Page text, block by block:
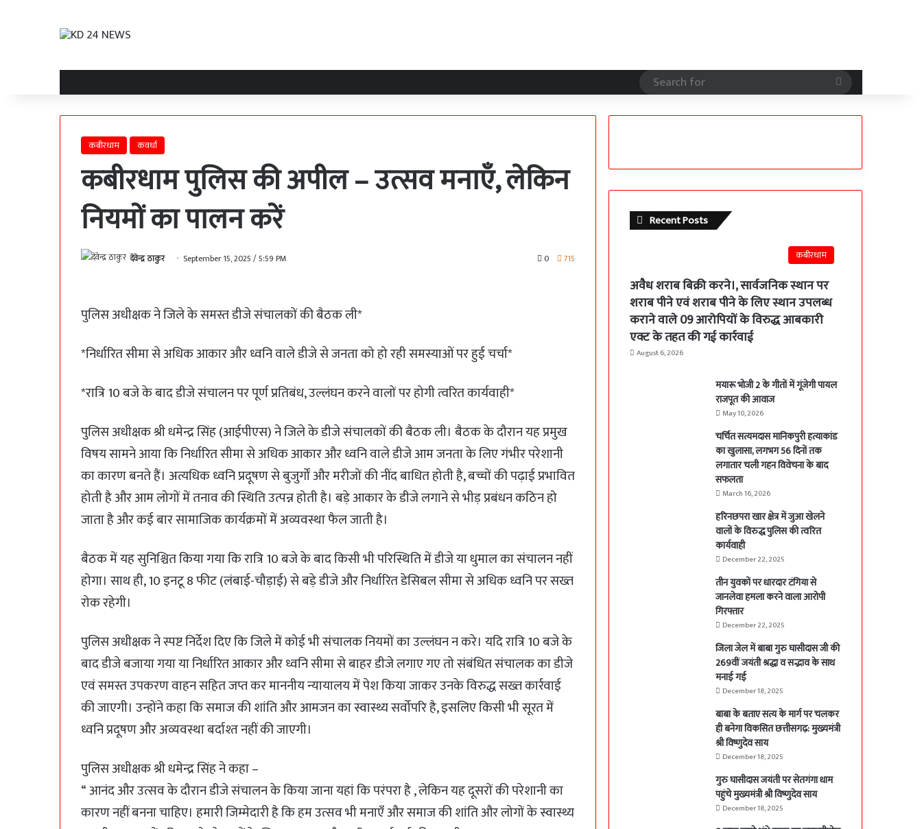
Search
कबीरधाम कवर्धा
कबीरधाम पुलिस की अपील – उत्सव मनाएँ, लेकिन
नियमों का पालन करें
देवेन्द्र ठाकुर September 15, 2025 / 5:59 PM 0 715
पुलिस अधीक्षक ने जिले के समस्त डीजे संचालकों की बैठक ली*
*निर्धारित सीमा से अधिक आकार और ध्वनि वाले डीजे से जनता को हो रही समस्याओं पर हुई चर्चा*
*रात्रि 10 बजे के बाद डीजे संचालन पर पूर्ण प्रतिबंध, उल्लंघन करने वालों पर होगी त्वरित कार्यवाही*
पुलिस अधीक्षक श्री धमेन्द्र सिंह (आईपीएस) ने जिले के डीजे संचालकों की बैठक ली। बैठक के दौरान यह प्रमुख
विषय सामने आया कि निर्धारित सीमा से अधिक आकार और ध्वनि वाले डीजे आम जनता के लिए गंभीर परेशानी
का कारण बनते हैं। अत्यधिक ध्वनि प्रदूषण से बुजुर्गों और मरीजों की नींद बाधित होती है, बच्चों की पढ़ाई प्रभावित
होती है और आम लोगों में तनाव की स्थिति उत्पन्न होती है। बड़े आकार के डीजे लगाने से भीड़ प्रबंधन कठिन हो
जाता है और कई बार सामाजिक कार्यक्रमों में अव्यवस्था फैल जाती है।
बैठक में यह सुनिश्चित किया गया कि रात्रि 10 बजे के बाद किसी भी परिस्थिति में डीजे या धुमाल का संचालन नहीं
होगा। साथ ही, 10 इनटू 8 फीट (लंबाई-चौड़ाई) से बड़े डीजे और निर्धारित डेसिबल सीमा से अधिक ध्वनि पर सख्त
रोक रहेगी।
पुलिस अधीक्षक ने स्पष्ट निर्देश दिए कि जिले में कोई भी संचालक नियमों का उल्लंघन न करे। यदि रात्रि 10 बजे के
बाद डीजे बजाया गया या निर्धारित आकार और ध्वनि सीमा से बाहर डीजे लगाए गए तो संबंधित संचालक का डीजे
एवं समस्त उपकरण वाहन सहित जप्त कर माननीय न्यायालय में पेश किया जाकर उनके विरुद्ध सख्त कार्रवाई
की जाएगी। उन्होंने कहा कि समाज की शांति और आमजन का स्वास्थ्य सर्वोपरि है, इसलिए किसी भी सूरत में
ध्वनि प्रदूषण और अव्यवस्था बर्दाश्त नहीं की जाएगी।
पुलिस अधीक्षक श्री धमेन्द्र सिंह ने कहा –
“ आनंद और उत्सव के दौरान डीजे संचालन के किया जाना यहां कि परंपरा है , लेकिन यह दूसरों की परेशानी का
कारण नहीं बनना चाहिए। हमारी जिम्मेदारी है कि हम उत्सव भी मनाएँ और समाज की शांति और लोगों के स्वास्थ्य
Recent Posts
कबीरधाम
अवैध शराब बिक्री करने।, सार्वजनिक स्थान पर
शराब पीने एवं शराब पीने के लिए स्थान उपलब्ध
कराने वाले 09 आरोपियों के विरुद्ध आबकारी
एक्ट के तहत की गई कार्रवाई
August 6, 2026
मयारू भोजी 2 के गीतों में गूंजेगी पायल
राजपूत की आवाज
May 10, 2026
चर्चित सत्यमदास मानिकपुरी हत्याकांड
का खुलासा, लगभग 56 दिनों तक
लगातार चली गहन विवेचना के बाद
सफलता
March 16, 2026
हरिनछपरा खार क्षेत्र में जुआ खेलने
वालों के विरुद्ध पुलिस की त्वरित
कार्यवाही
December 22, 2025
तीन युवकों पर धारदार टंगिया से
जानलेवा हमला करने वाला आरोपी
गिरफ्तार
December 22, 2025
जिला जेल में बाबा गुरु घासीदास जी की
269वीं जयंती श्रद्धा व सद्भाव के साथ
मनाई गई
December 18, 2025
बाबा के बताए सत्य के मार्ग पर चलकर
ही बनेगा विकसित छत्तीसगढ़: मुख्यमंत्री
श्री विष्णुदेव साय
December 18, 2025
गुरु घासीदास जयंती पर सेतगंगा धाम
पहुंचे मुख्यमंत्री श्री विष्णुदेव साय
December 18, 2025